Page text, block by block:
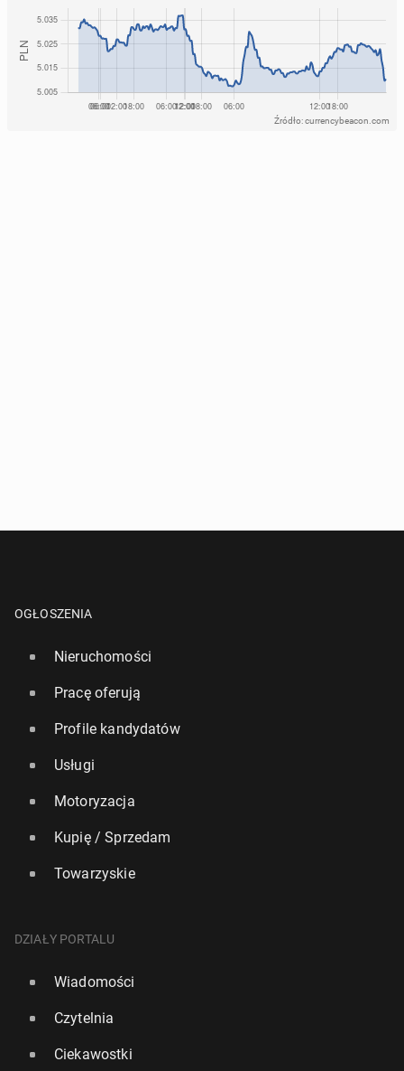
Źródło: currencybeacon.com
OGŁOSZENIA
Nieruchomości
Pracę oferują
Profile kandydatów
Usługi
Motoryzacja
Kupię / Sprzedam
Towarzyskie
DZIAŁY PORTALU
Wiadomości
Czytelnia
Ciekawostki